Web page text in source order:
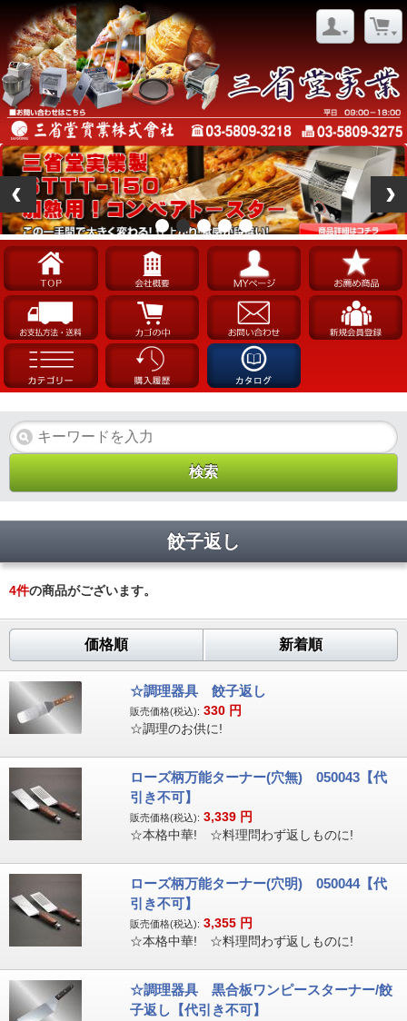
餃子返し
4件の商品がございます。
価格順 新着順
☆調理器具 餃子返し
販売価格(税込): 330 円
☆調理のお供に!
ローズ柄万能ターナー(穴無) 050043【代
引き不可】
販売価格(税込): 3,339 円
☆本格中華! ☆料理問わず返しものに!
ローズ柄万能ターナー(穴明) 050044【代
引き不可】
販売価格(税込): 3,355 円
☆本格中華! ☆料理問わず返しものに!
☆調理器具 黒合板ワンピースターナー/餃
子返し【代引き不可】